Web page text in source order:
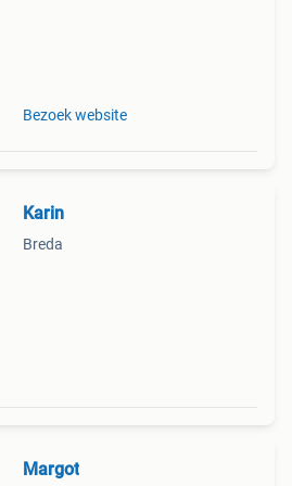
Bezoek website
Karin
Breda
Margot